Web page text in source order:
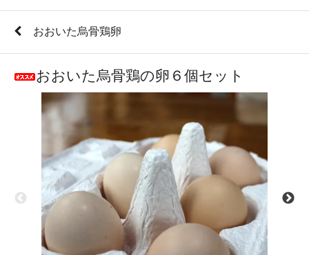
おおいた烏骨鶏卵
おおいた烏骨鶏の卵６個セット